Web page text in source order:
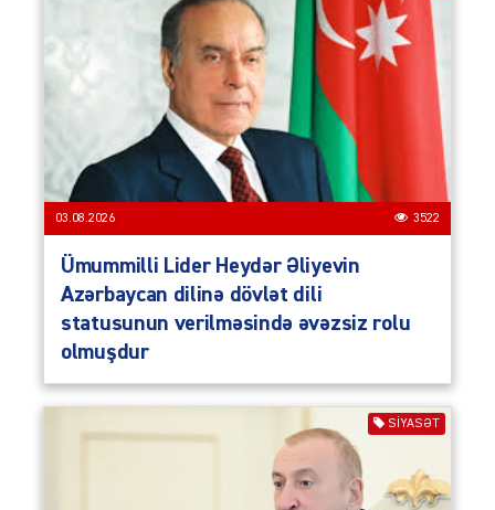
03.08.2026 3522
Ümummilli Lider Heydər Əliyevin
Azərbaycan dilinə dövlət dili
statusunun verilməsində əvəzsiz rolu
olmuşdur
SIYASƏT